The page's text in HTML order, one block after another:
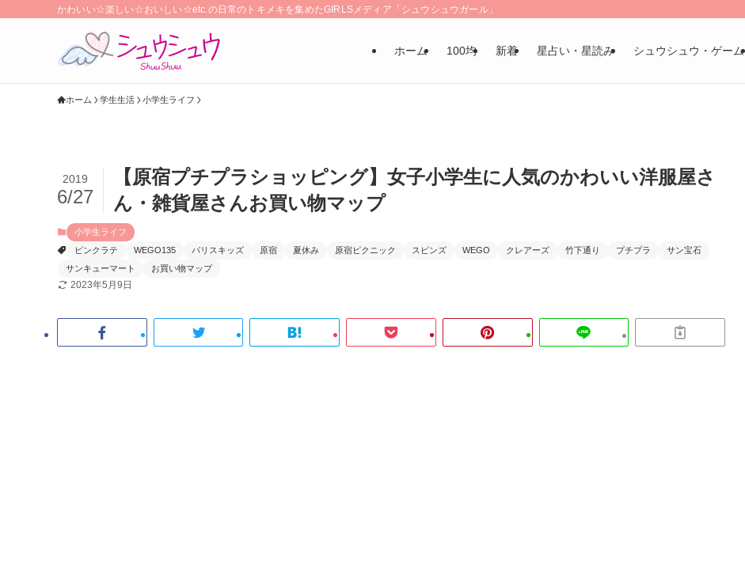
かわいい☆楽しい☆おいしい☆etc.の日常のトキメキを集めたGIRLSメディア「シュウシュウガール」
ホーム 100均 新着 星占い・星読み シュウシュウ・ゲーム
ホーム 学生生活 小学生ライフ
【原宿プチプラショッピング】女子小学生に人気のかわいい洋服屋さ
ん・雑貨屋さんお買い物マップ
2019
6/27
小学生ライフ
ピンクラテ
WEGO135 パリスキッズ 原宿 夏休み 原宿ピクニック スピンズ WEGO クレアーズ 竹下通り プチプラ
サン宝石
サンキューマート
お買い物マップ
2023年5月9日